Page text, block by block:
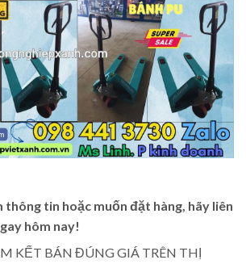
thông tin hoặc muốn đặt hàng, hãy liên
hôm nay!
KẾT BÁN ĐÚNG GIÁ TRÊN THỊ